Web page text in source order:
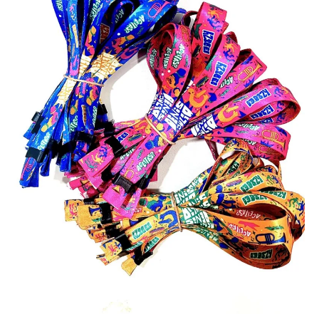
Empresas, escolas, hospitais, indústrias e organizadores de
eventos utilizam tirantes para crachá personalizados para garantir
mais organização e segurança. Produzidos com materiais de
qualidade, eles proporcionam conforto no uso diário e podem ser
personalizados com elementos visuais da marca, agregando
profissionalismo ao ambiente.
Cordinhas para crachá.
Muito usadas em empresas, escolas e eventos, as cordinhas para
crachá personalizadas garantem identificação eficiente e maior
segurança. Podem ser produzidas em diferentes materiais,
larguras e cores, com personalização da marca.
Cordões de identificação personalizados para
Os cordões personalizados para crachá unem funcionalidade e